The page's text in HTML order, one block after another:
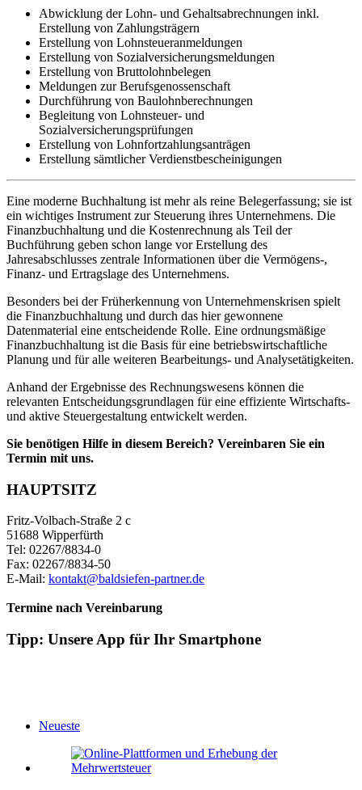
Abwicklung der Lohn- und Gehaltsabrechnungen inkl.
Erstellung von Zahlungsträgern
Erstellung von Lohnsteueranmeldungen
Erstellung von Sozialversicherungsmeldungen
Erstellung von Bruttolohnbelegen
Meldungen zur Berufsgenossenschaft
Durchführung von Baulohnberechnungen
Begleitung von Lohnsteuer- und
Sozialversicherungsprüfungen
Erstellung von Lohnfortzahlungsanträgen
Erstellung sämtlicher Verdienstbescheinigungen
Eine moderne Buchhaltung ist mehr als reine Belegerfassung; sie ist
ein wichtiges Instrument zur Steuerung ihres Unternehmens. Die
Finanzbuchhaltung und die Kostenrechnung als Teil der
Buchführung geben schon lange vor Erstellung des
Jahresabschlusses zentrale Informationen über die Vermögens-,
Finanz- und Ertragslage des Unternehmens.
Besonders bei der Früherkennung von Unternehmenskrisen spielt
die Finanzbuchhaltung und durch das hier gewonnene
Datenmaterial eine entscheidende Rolle. Eine ordnungsmäßige
Finanzbuchhaltung ist die Basis für eine betriebswirtschaftliche
Planung und für alle weiteren Bearbeitungs- und Analysetätigkeiten.
Anhand der Ergebnisse des Rechnungswesens können die
relevanten Entscheidungsgrundlagen für eine effiziente Wirtschafts-
und aktive Steuergestaltung entwickelt werden.
Sie benötigen Hilfe in diesem Bereich? Vereinbaren Sie ein
Termin mit uns.
HAUPTSITZ
Fritz-Volbach-Straße 2 c
51688 Wipperfürth
Tel: 02267/8834-0
Fax: 02267/8834-50
E-Mail: kontakt@baldsiefen-partner.de
Termine nach Vereinbarung
Tipp: Unsere App für Ihr Smartphone
Neueste